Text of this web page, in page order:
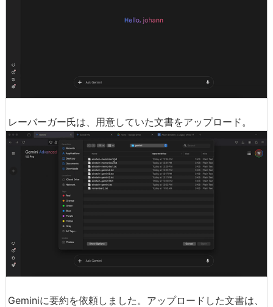
レーバーガー氏は、用意していた文書をアップロード。
Geminiに要約を依頼しました。アップロードした文書は、